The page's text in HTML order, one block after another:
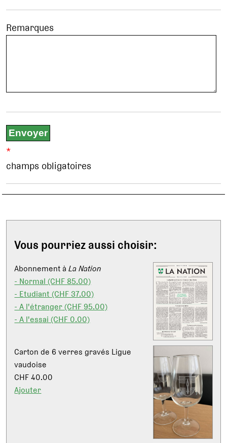
Remarques
*
champs obligatoires
Vous pourriez aussi choisir:
Abonnement àLa Nation
- Normal (CHF 85.00)
- Etudiant (CHF 37.00)
- A l'étranger (CHF 95.00)
- A l'essai (CHF 0.00)
Carton de 6 verres gravés Ligue
vaudoise
CHF 40.00
Ajouter